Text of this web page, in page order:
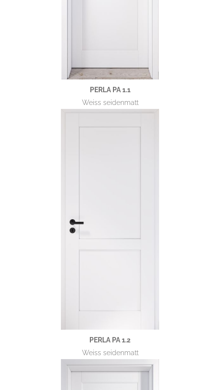
PERLA PA 1.1
Weiss seidenmatt
PERLA PA 1.2
Weiss seidenmatt